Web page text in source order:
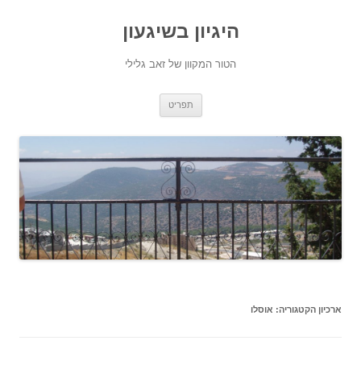
היגיון בשיגעון
הטור המקוון של זאב גלילי
תפריט
ארכיון הקטגוריה: אוסלו